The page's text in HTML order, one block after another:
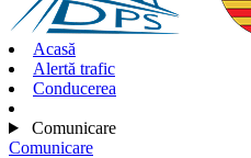
Acasă
Alertă trafic
Conducerea
Comunicare
Comunicare